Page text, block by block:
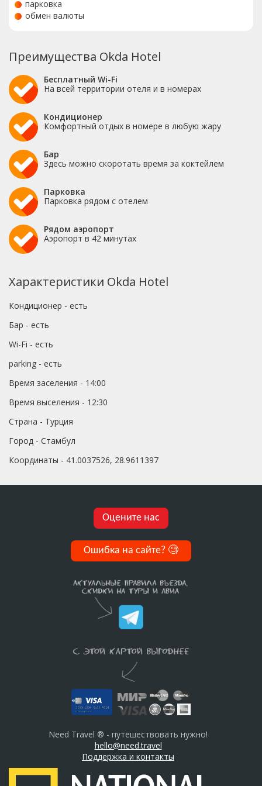
парковка
обмен валюты
Преимущества Okda Hotel
Бесплатный Wi-Fi
На всей территории отеля и в номерах
Кондиционер
Комфортный отдых в номере в любую жару
Бар
Здесь можно скоротать время за коктейлем
Парковка
Парковка рядом с отелем
Рядом аэропорт
Аэропорт в 42 минутах
Характеристики Okda Hotel
Кондиционер - есть
Бар - есть
Wi-Fi - есть
parking - есть
Время заселения - 14:00
Время выселения - 12:30
Страна - Турция
Город - Стамбул
Координаты - 41.0037526, 28.9611397
Оцените нас
Ошибка на сайте? 🧐
Need Travel ® - путешествовать нужно!
hello@need.travel
Поддержка и контакты